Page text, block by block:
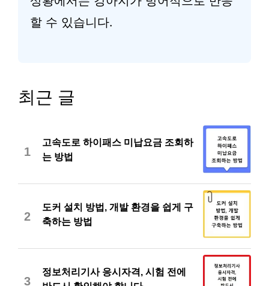
할 수 있습니다.
최근 글
1
고속도로 하이패스 미납요금 조회하
는 방법
2
도커 설치 방법, 개발 환경을 쉽게 구
축하는 방법
3
정보처리기사 응시자격, 시험 전에